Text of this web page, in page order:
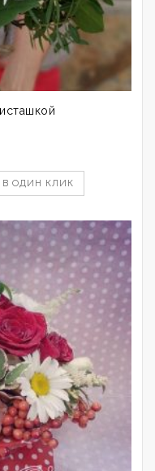
В ОДИН КЛИК